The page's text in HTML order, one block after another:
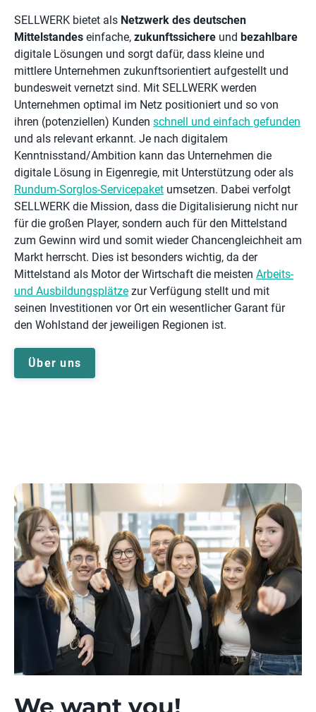
SELLWERK bietet als Netzwerk des deutschen
Mittelstandes einfache, zukunftssichere und bezahlbare
digitale Lösungen und sorgt dafür, dass kleine und
mittlere Unternehmen zukunftsorientiert aufgestellt und
bundesweit vernetzt sind. Mit SELLWERK werden
Unternehmen optimal im Netz positioniert und so von
ihren (potenziellen) Kunden schnell und einfach gefunden
und als relevant erkannt. Je nach digitalem
Kenntnisstand/Ambition kann das Unternehmen die
digitale Lösung in Eigenregie, mit Unterstützung oder als
Rundum-Sorglos-Servicepaket umsetzen. Dabei verfolgt
SELLWERK die Mission, dass die Digitalisierung nicht nur
für die großen Player, sondern auch für den Mittelstand
zum Gewinn wird und somit wieder Chancengleichheit am
Markt herrscht. Dies ist besonders wichtig, da der
Mittelstand als Motor der Wirtschaft die meisten Arbeits-
und Ausbildungsplätze zur Verfügung stellt und mit
seinen Investitionen vor Ort ein wesentlicher Garant für
den Wohlstand der jeweiligen Regionen ist.
Über uns
We want you!